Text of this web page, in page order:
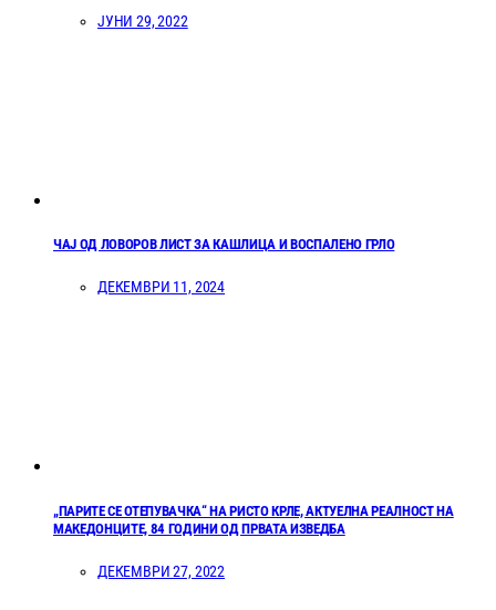
ЈУНИ 29, 2022
ЧАЈ ОД ЛОВОРОВ ЛИСТ ЗА КАШЛИЦА И ВОСПАЛЕНО ГРЛО
ДЕКЕМВРИ 11, 2024
„ПАРИТЕ СЕ ОТЕПУВАЧКА“ НА РИСТО КРЛЕ, АКТУЕЛНА РЕАЛНОСТ НА
МАКЕДОНЦИТЕ, 84 ГОДИНИ ОД ПРВАТА ИЗВЕДБА
ДЕКЕМВРИ 27, 2022